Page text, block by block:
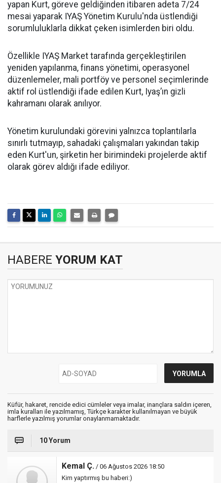
yapan Kurt, göreve geldiğinden itibaren adeta 7/24
mesai yaparak IYAŞ Yönetim Kurulu'nda üstlendiği
sorumluluklarla dikkat çeken isimlerden biri oldu.
Özellikle IYAŞ Market tarafında gerçekleştirilen
yeniden yapılanma, finans yönetimi, operasyonel
düzenlemeler, mali portföy ve personel seçimlerinde
aktif rol üstlendiği ifade edilen Kurt, Iyaş’ın gizli
kahramanı olarak anılıyor.
Yönetim kurulundaki görevini yalnızca toplantılarla
sınırlı tutmayıp, sahadaki çalışmaları yakından takip
eden Kurt'un, şirketin her birimindeki projelerde aktif
olarak görev aldığı ifade ediliyor.
HABERE YORUM KAT
Küfür, hakaret, rencide edici cümleler veya imalar, inançlara saldırı içeren,
imla kuralları ile yazılmamış, Türkçe karakter kullanılmayan ve büyük
harflerle yazılmış yorumlar onaylanmamaktadır.
10 Yorum
Kemal Ç. / 06 Ağustos 2026 18:50
Kim yaptırmış bu haberi:)